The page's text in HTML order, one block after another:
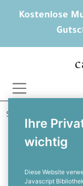
Kostenlose
Ihre
wichtig
Diese Website
Javascript
Startseite
Save the Date
Maritime